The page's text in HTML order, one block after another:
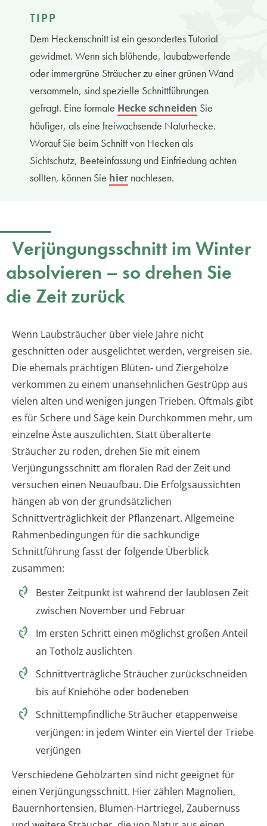
TIPP
Dem Heckenschnitt ist ein gesondertes Tutorial
gewidmet. Wenn sich blühende, laubabwerfende
oder immergrüne Sträucher zu einer grünen Wand
versammeln, sind spezielle Schnittführungen
gefragt. Eine formale Hecke schneiden Sie
häufiger, als eine freiwachsende Naturhecke.
Worauf Sie beim Schnitt von Hecken als
Sichtschutz, Beeteinfassung und Einfriedung achten
sollten, können Sie hier nachlesen.
Verjüngungsschnitt im Winter
absolvieren – so drehen Sie
die Zeit zurück
Wenn Laubsträucher über viele Jahre nicht
geschnitten oder ausgelichtet werden, vergreisen sie.
Die ehemals prächtigen Blüten- und Ziergehölze
verkommen zu einem unansehnlichen Gestrüpp aus
vielen alten und wenigen jungen Trieben. Oftmals gibt
es für Schere und Säge kein Durchkommen mehr, um
einzelne Äste auszulichten. Statt überalterte
Sträucher zu roden, drehen Sie mit einem
Verjüngungsschnitt am floralen Rad der Zeit und
versuchen einen Neuaufbau. Die Erfolgsaussichten
hängen ab von der grundsätzlichen
Schnittverträglichkeit der Pflanzenart. Allgemeine
Rahmenbedingungen für die sachkundige
Schnittführung fasst der folgende Überblick
zusammen:
Bester Zeitpunkt ist während der laublosen Zeit
zwischen November und Februar
Im ersten Schritt einen möglichst großen Anteil
an Totholz auslichten
Schnittverträgliche Sträucher zurückschneiden
bis auf Kniehöhe oder bodeneben
Schnittempfindliche Sträucher etappenweise
verjüngen: in jedem Winter ein Viertel der Triebe
verjüngen
Verschiedene Gehölzarten sind nicht geeignet für
einen Verjüngungsschnitt. Hier zählen Magnolien,
Bauernhortensien, Blumen-Hartriegel, Zaubernuss